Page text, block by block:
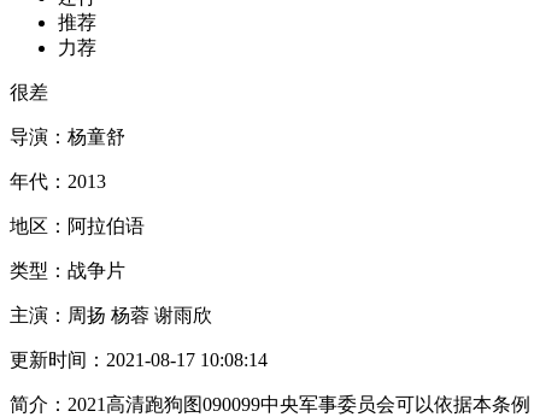
推荐
力荐
很差
导演： 杨童舒
年代： 2013
地区： 阿拉伯语
类型： 战争片
主演： 周扬 杨蓉 谢雨欣
更新时间： 2021-08-17 10:08:14
简介： 2021高清跑狗图090099中央军事委员会可以依据本条例